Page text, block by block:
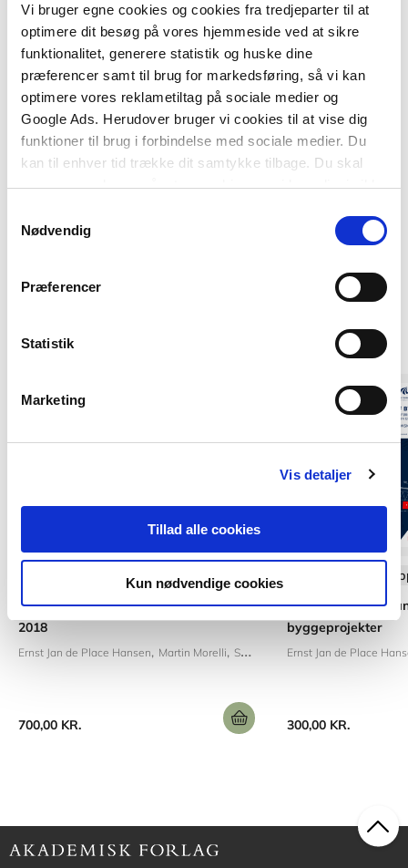
Vi bruger egne cookies og cookies fra tredjeparter til at
optimere dit besøg på vores hjemmeside ved at sikre
funktionalitet, generere statistik og huske dine
præferencer samt til brug for markedsføring, så vi kan
optimere vores reklametiltag på sociale medier og
Google Ads. Herudover bruger vi cookies til at vise dig
funktioner til brug i forbindelse med sociale medier. Du
kan til enhver tid trække dit samtykke tilbage. Du skal
være opmærksom på, at vores hjemmeside muligvis ikke
tilbagetrækker et samtykke.
Nødvendig
Præferencer
Statistik
Marketing
Vis detaljer
Tillad alle cookies
Kun nødvendige cookies
Formålet med anvisningen er, at bygherre og
rådgivere allerede tidligt i en bygge- eller
renoveringsproces forholder sig til aspekter og
krav vedrørende tilgængelighed i etageboliger.
Af samme forfatter
Softcover med flapper
Anvisning 272: Bygningsreglement
2018
Ernst Jan de Place Hansen Martin Morelli Søren Ginnerup
700,00 KR.
Softcover med
Anvisning 246:
byggeprojekter
Ernst Jan de Place
300,00 KR.